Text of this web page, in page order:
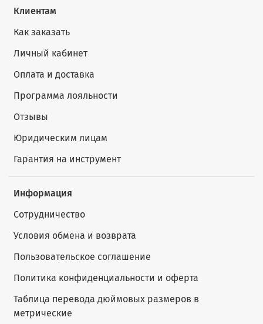
Клиентам
Как заказать
Личный кабинет
Оплата и доставка
Программа лояльности
Отзывы
Юридическим лицам
Гарантия на инструмент
Информация
Сотрудничество
Условия обмена и возврата
Пользовательское соглашение
Политика конфиденциальности и оферта
Таблица перевода дюймовых размеров в
метрические